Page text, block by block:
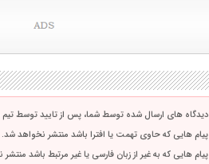
دیدگاه های ارسال شده توسط شما، پس از تایید توسط
پیام هایی که حاوی تهمت یا افترا باشد منتشر نخواهد شد.
پیام هایی که به غیر از زبان فارسی یا غیر مرتبط باشد